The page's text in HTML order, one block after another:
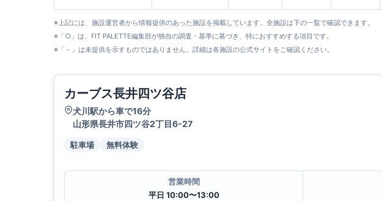
※上記には、施設運営者から情報提供のあった施設を掲載しています。全施設は下の一覧で確認できます。
※「○」は、FIT PALETTE編集部が独自の調査・基準に基づき、特におすすめする項目です。
※「－」は未提供を示すものではありません。詳細は各施設の公式サイトをご確認ください。
カーブス長井四ツ谷店
犬川駅から車で16分
山形県長井市四ツ谷2丁目6-27
駐車場 無料体験
営業時間
平日 10:00〜13:00